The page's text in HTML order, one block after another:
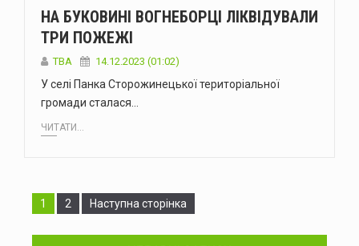
НА БУКОВИНІ ВОГНЕБОРЦІ ЛІКВІДУВАЛИ
ТРИ ПОЖЕЖІ
ТВА 14.12.2023 (01:02)
У селі Панка Сторожинецької територіальної
громади сталася…
ЧИТАТИ...
Сторінка
1 Сторінка
2 Наступна сторінка